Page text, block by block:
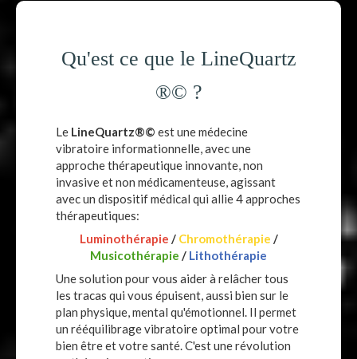
Qu'est ce que le LineQuartz
®© ?
Le LineQuartz®© est une médecine
vibratoire informationnelle, avec une
approche thérapeutique innovante, non
invasive et non médicamenteuse, agissant
avec un dispositif médical qui allie 4 approches
thérapeutiques:
Luminothérapie / Chromothérapie /
Musicothérapie / Lithothérapie
Une solution pour vous aider à relâcher tous
les tracas qui vous épuisent, aussi bien sur le
plan physique, mental qu'émotionnel. Il permet
un rééquilibrage vibratoire optimal pour votre
bien être et votre santé. C'est une révolution